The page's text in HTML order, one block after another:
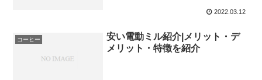
2022.03.12
コーヒー
安い電動ミル紹介|メリット・デ
メリット・特徴を紹介